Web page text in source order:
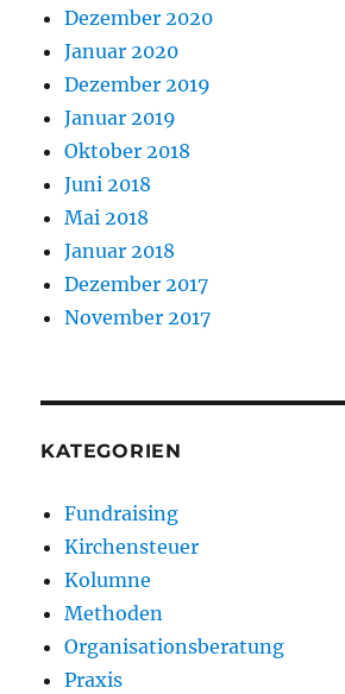
Dezember 2020
Januar 2020
Dezember 2019
Januar 2019
Oktober 2018
Juni 2018
Mai 2018
Januar 2018
Dezember 2017
November 2017
KATEGORIEN
Fundraising
Kirchensteuer
Kolumne
Methoden
Organisationsberatung
Praxis